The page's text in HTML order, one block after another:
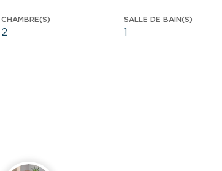
CHAMBRE(S)
2
SALLE DE BAIN(S)
1